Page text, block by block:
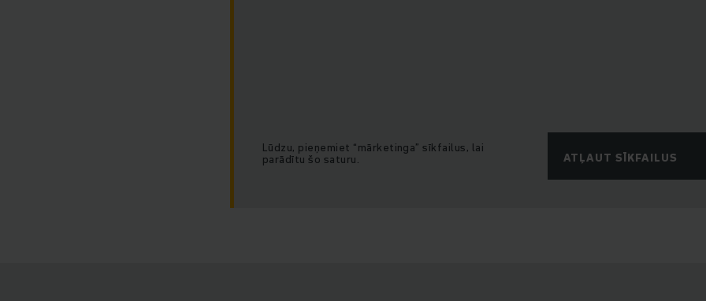
Lūdzu, pieņemiet “mārketinga” sīkfailus, lai
parādītu šo saturu. ATĻAUT SĪKFAILUS